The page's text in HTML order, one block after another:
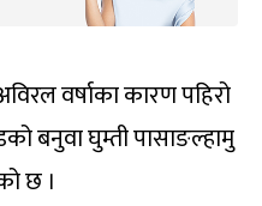
वर्षाका कारण पहिरो
बनुवा घुम्ती पासाङल्हामु
छ ।